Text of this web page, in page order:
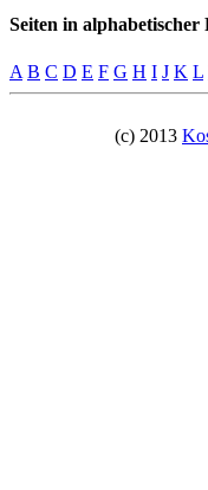
Seiten in alphabetischer
A B C D E F G H I J K L
(c) 2013